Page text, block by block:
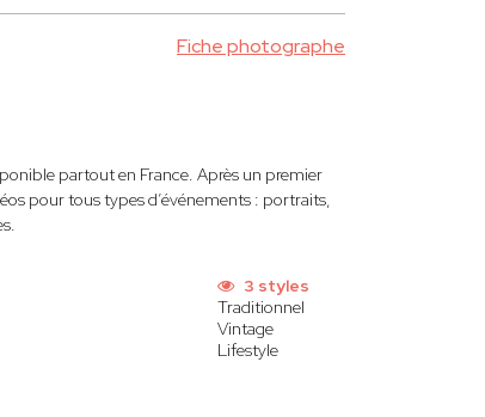
Fiche photographe
partout en France. Après un premier
pour tous types d’événements : portraits,
3 styles
Traditionnel
Vintage
Lifestyle